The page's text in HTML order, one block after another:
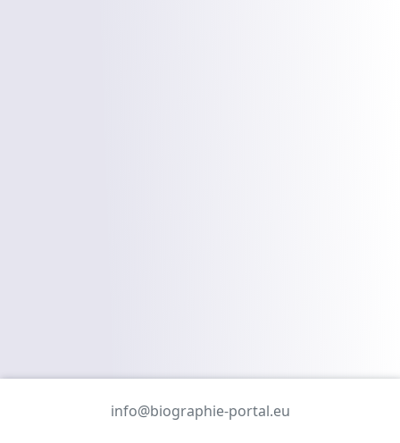
info@biographie-portal.eu